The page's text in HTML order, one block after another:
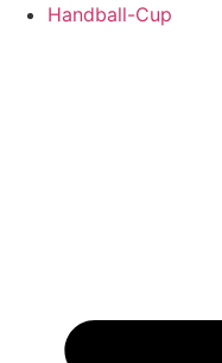
Handball-Cup